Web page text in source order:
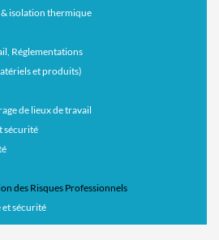
isolation thermique
Réglementations
et produits)
de lieux de travail
sécurité
des Risques Professionnels
et sécurité